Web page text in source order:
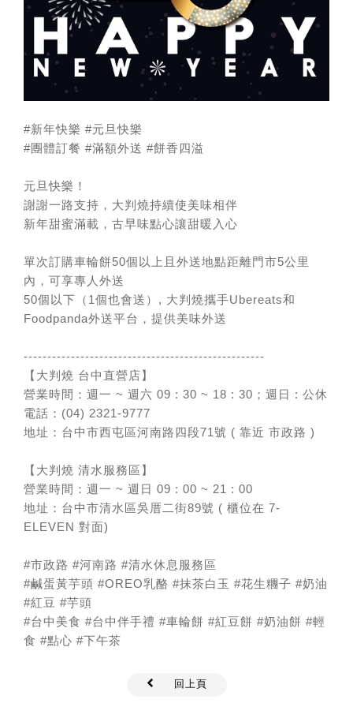
#新年快樂 #元旦快樂
#團體訂餐 #滿額外送 #餅香四溢
元旦快樂！
謝謝一路支持，大判燒持續使美味相伴
新年甜蜜滿載，古早味點心讓甜暖入心
單次訂購車輪餅50個以上且外送地點距離門市5公里
內，可享專人外送
50個以下（1個也會送）, 大判燒攜手Ubereats和
Foodpanda外送平台，提供美味外送
---------------------------------------------------
【大判燒 台中直營店】
營業時間：週一 ~ 週六 09 : 30 ~ 18 : 30；週日 : 公休
電話：(04) 2321-9777
地址：台中市西屯區河南路四段71號 ( 靠近 市政路 )
【大判燒 清水服務區】
營業時間：週一 ~ 週日 09 : 00 ~ 21 : 00
地址：台中市清水區吳厝二街89號 ( 櫃位在 7-
ELEVEN 對面)
#市政路 #河南路 #清水休息服務區
#鹹蛋黃芋頭 #OREO乳酪 #抹茶白玉 #花生糰子 #奶油
#紅豆 #芋頭
#台中美食 #台中伴手禮 #車輪餅 #紅豆餅 #奶油餅 #輕
食 #點心 #下午茶
回上頁